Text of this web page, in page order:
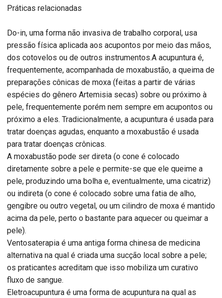
Práticas relacionadas
Do-in, uma forma não invasiva de trabalho corporal, usa
pressão física aplicada aos acupontos por meio das mãos,
dos cotovelos ou de outros instrumentos.A acupuntura é,
frequentemente, acompanhada de moxabustão, a queima de
preparações cônicas de moxa (feitas a partir de várias
espécies do gênero Artemisia secas) sobre ou próximo à
pele, frequentemente porém nem sempre em acupontos ou
próximo a eles. Tradicionalmente, a acupuntura é usada para
tratar doenças agudas, enquanto a moxabustão é usada
para tratar doenças crônicas.
A moxabustão pode ser direta (o cone é colocado
diretamente sobre a pele e permite-se que ele queime a
pele, produzindo uma bolha e, eventualmente, uma cicatriz)
ou indireta (o cone é colocado sobre uma fatia de alho,
gengibre ou outro vegetal, ou um cilindro de moxa é mantido
acima da pele, perto o bastante para aquecer ou queimar a
pele).
Ventosaterapia é uma antiga forma chinesa de medicina
alternativa na qual é criada uma sucção local sobre a pele;
os praticantes acreditam que isso mobiliza um curativo
fluxo de sangue.
Eletroacupuntura é uma forma de acupuntura na qual as